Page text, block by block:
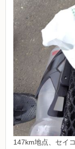
147km地点、セイ